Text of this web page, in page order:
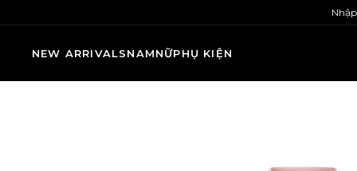
NEW ARRIVALSNAMNỮPHỤ KIỆN